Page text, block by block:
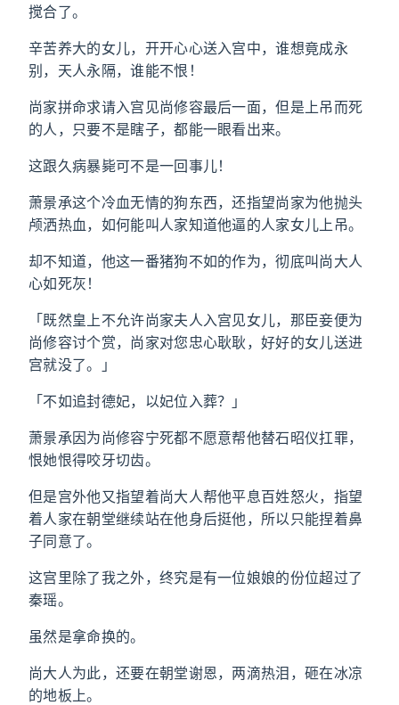
搅合了。
辛苦养大的女儿，开开心心送入宫中，谁想竟成永
别，天人永隔，谁能不恨！
尚家拼命求请入宫见尚修容最后一面，但是上吊而死
的人，只要不是瞎子，都能一眼看出来。
这跟久病暴毙可不是一回事儿！
萧景承这个冷血无情的狗东西，还指望尚家为他抛头
颅洒热血，如何能叫人家知道他逼的人家女儿上吊。
却不知道，他这一番猪狗不如的作为，彻底叫尚大人
心如死灰！
「既然皇上不允许尚家夫人入宫见女儿，那臣妾便为
尚修容讨个赏，尚家对您忠心耿耿，好好的女儿送进
宫就没了。」
「不如追封德妃，以妃位入葬？」
萧景承因为尚修容宁死都不愿意帮他替石昭仪扛罪，
恨她恨得咬牙切齿。
但是宫外他又指望着尚大人帮他平息百姓怒火，指望
着人家在朝堂继续站在他身后挺他，所以只能捏着鼻
子同意了。
这宫里除了我之外，终究是有一位娘娘的份位超过了
秦瑶。
虽然是拿命换的。
尚大人为此，还要在朝堂谢恩，两滴热泪，砸在冰凉
的地板上。